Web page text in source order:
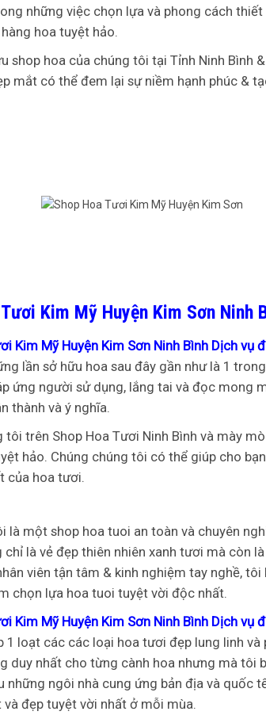
những việc chọn lựa và phong cách
hoa tuyệt hảo.
shop hoa của chúng tôi tại Tỉnh Ninh Bình
mắt có thể đem lại sự niềm hạnh phúc &
Kim Mỹ Huyện Kim Sơn Ninh
Kim Mỹ Huyện Kim Sơn Ninh Bình Dịch vụ
lần sở hữu hoa sau đây gần như là 1
ứng người sử dụng, lắng tai và đọc mong
thành và ý nghĩa.
tôi trên Shop Hoa Tươi Ninh Bình và mày
hảo. Chúng chúng tôi có thể giúp cho
của hoa tươi.
là một shop hoa tuoi an toàn và chuyên
chỉ là vẻ đẹp thiên nhiên xanh tươi mà còn
viên tận tâm & kinh nghiệm tay nghề,
chọn lựa hoa tuoi tuyệt vời độc nhất.
Kim Mỹ Huyện Kim Sơn Ninh Bình Dịch vụ
1 loạt các các loại hoa tươi đẹp lung linh
duy nhất cho từng cành hoa nhưng mà tôi
những ngôi nhà cung ứng bản địa và
đẹp tuyệt vời nhất ở mỗi mùa.